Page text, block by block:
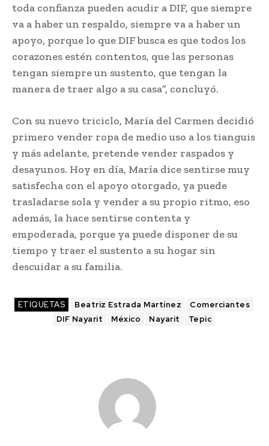
toda confianza pueden acudir a DIF, que siempre
va a haber un respaldo, siempre va a haber un
apoyo, porque lo que DIF busca es que todos los
corazones estén contentos, que las personas
tengan siempre un sustento, que tengan la
manera de traer algo a su casa”, concluyó.
Con su nuevo triciclo, María del Carmen decidió
primero vender ropa de medio uso a los tianguis
y más adelante, pretende vender raspados y
desayunos. Hoy en día, María dice sentirse muy
satisfecha con el apoyo otorgado, ya puede
trasladarse sola y vender a su propio ritmo, eso
además, la hace sentirse contenta y
empoderada, porque ya puede disponer de su
tiempo y traer el sustento a su hogar sin
descuidar a su familia.
ETIQUETAS Beatriz Estrada Martínez
Comerciantes
DIF Nayarit
México Nayarit Tepic